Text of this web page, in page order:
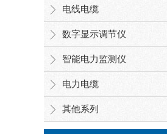
电线电缆
数字显示调节仪
智能电力监测仪
电力电缆
其他系列